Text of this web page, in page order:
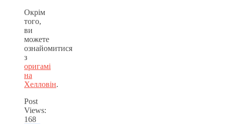
Окрім
того,
ви
можете
ознайомитися
з
оригамі
на
Хелловін.
Post
Views:
168